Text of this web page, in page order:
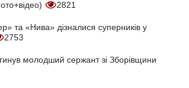
2821
та «Нива» дізналися суперників у
2753
молодший сержант зі Зборівщини